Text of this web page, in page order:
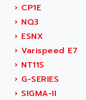
MDLS
ADL
ADLEE
ADLINK
ADLINK
ADM
ADMV
› CP1E
› NQ3
› ESNX
› Varispeed E7
› NT11S
› G-SERIES
› SIGMA-II